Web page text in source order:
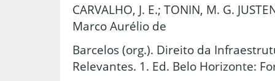
CARVALHO, J. E.; TONIN, M. G.
Marco Aurélio de
Barcelos (org.). Direito da
Relevantes. 1. Ed. Belo Horizonte: